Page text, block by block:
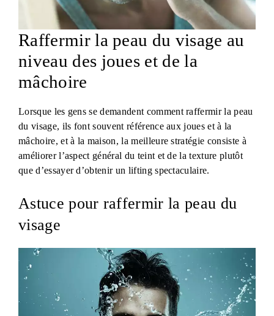
Raffermir la peau du visage au
niveau des joues et de la
mâchoire
Lorsque les gens se demandent comment raffermir la peau
du visage, ils font souvent référence aux joues et à la
mâchoire, et à la maison, la meilleure stratégie consiste à
améliorer l’aspect général du teint et de la texture plutôt
que d’essayer d’obtenir un lifting spectaculaire.
Astuce pour raffermir la peau du
visage